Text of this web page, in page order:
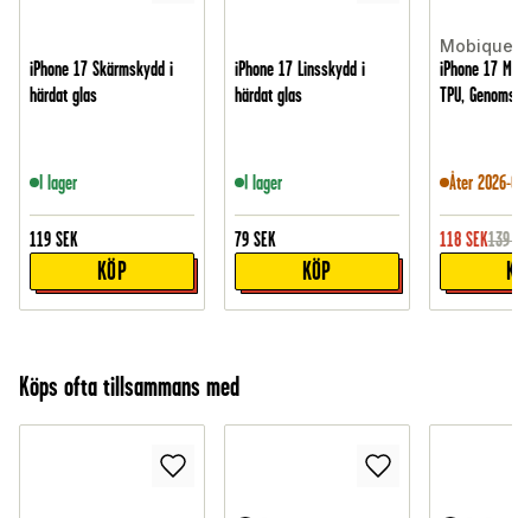
iPhone 17 Skärmskydd i
härdat glas
I lager
119 SEK
KÖP
iPhone 17 Linsskydd i
härdat glas
I lager
79 SEK
KÖP
Mobique
iPhone 17
TPU,
Åter 2026-
118 SEK139
Köps ofta tillsammans med